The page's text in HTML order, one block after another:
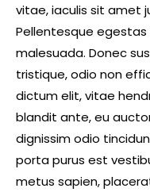
vitae, iaculis sit amet
Pellentesque egestas
malesuada. Donec
tristique, odio non
dictum elit, vitae
blandit ante, eu
dignissim odio
porta purus est
metus sapien,